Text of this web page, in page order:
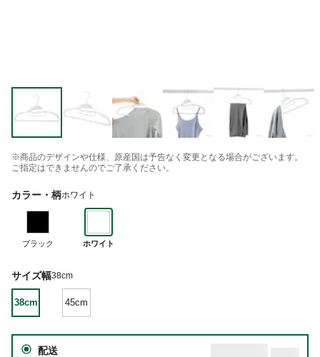
※商品のデザインや仕様、原産国は予告なく変更となる場合がございます。
ご指定はできませんのでご了承ください。
カラー・柄ホワイト
ブラック ホワイト
サイズ幅38cm
38cm 45cm
配送